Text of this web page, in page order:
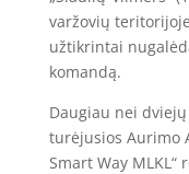
varžovių teritorijoje
užtikrintai
komandą.
Daugiau nei
turėjusios Aurimo
Smart Way